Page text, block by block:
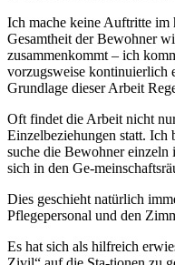
Ich mache keine Auftritte im
Gesamtheit der Bewohner
zusammenkommt – ich
vorzugsweise kontinuierlich
Grundlage dieser Arbeit
Oft findet die Arbeit nicht
Einzelbeziehungen statt. Ich
suche die Bewohner
sich in den Ge-
Dies geschieht natürlich
Pflegepersonal und den
Es hat sich als hilfreich